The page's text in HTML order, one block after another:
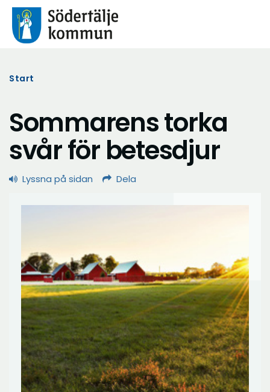
Start
Sommarens torka
svår för betesdjur
Lyssna på sidan Dela